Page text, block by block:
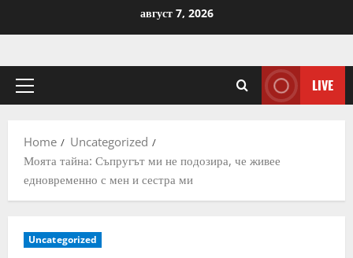
август 7, 2026
Primary
LIVE
Home
Uncategorized
Моята тайна: Съпругът ми не подозира, че живее
едновременно с мен и сестра ми
Uncategorized